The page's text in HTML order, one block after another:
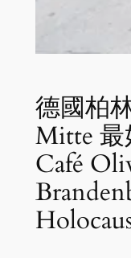
德國柏
Mitte 最
Café